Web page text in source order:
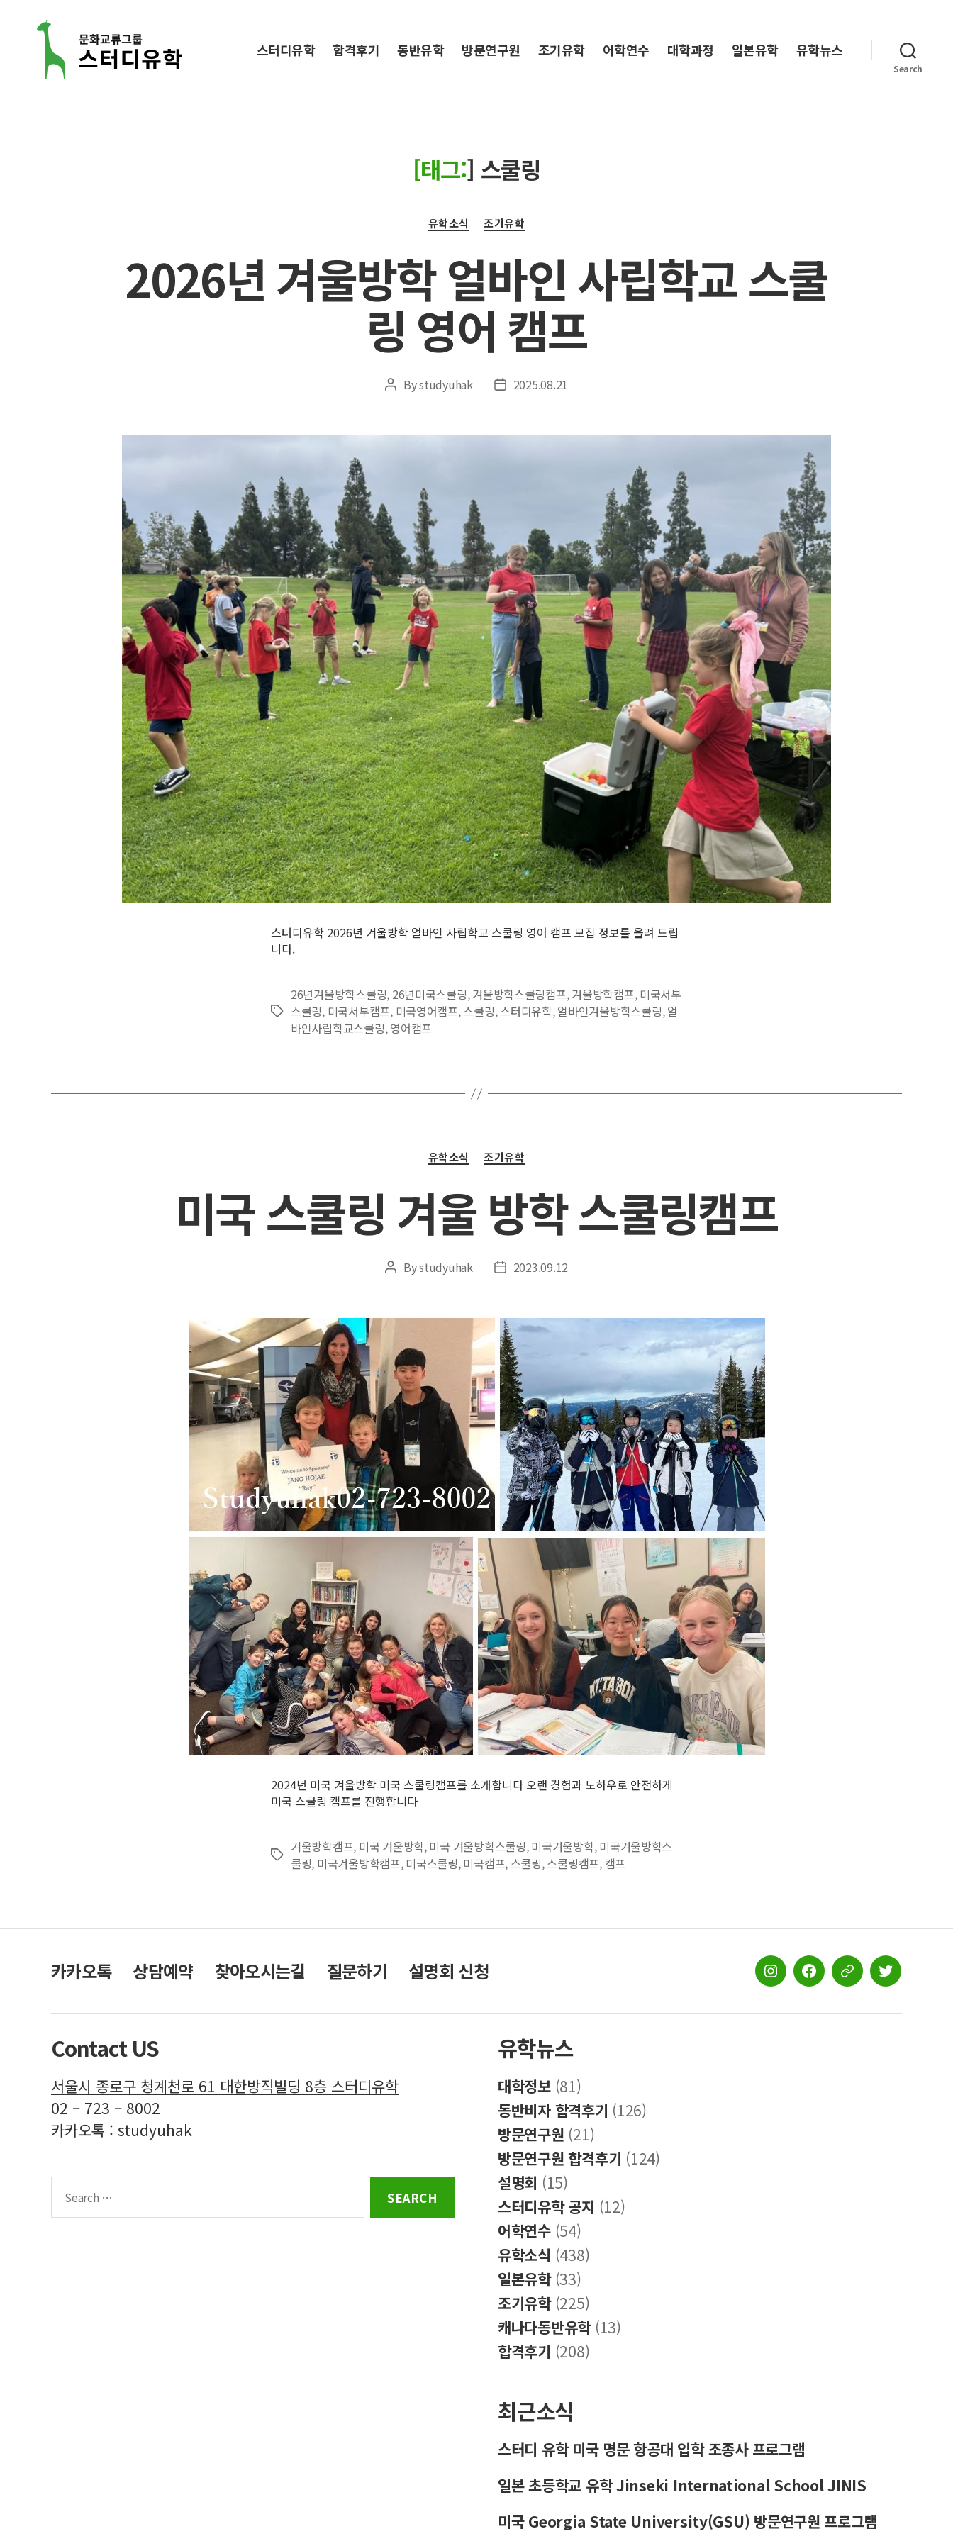
스터디유학 합격후기 동반유학 방문연구원 조기유학 어학연수 대학과정 일본유학 유학뉴스
Search
[태그:] 스쿨링
Categories
유학소식 조기유학
2026년 겨울방학 얼바인 사립학교 스쿨
링 영어 캠프
Post
Bystudyuhak
Post2025.08.21
스터디유학 2026년 겨울방학 얼바인 사립학교 스쿨링 영어 캠프 모집 정보를 올려 드립
니다.
Tags
26년겨울방학스쿨링, 26년미국스쿨링,겨울방학스쿨링캠프,겨울방학캠프, 미국서부
스쿨링, 미국서부캠프, 미국영어캠프,스쿨링,스터디유학,얼바인겨울방학스쿨링,얼
바인사립학교스쿨링,영어캠프
Categories
유학소식 조기유학
미국 스쿨링 겨울 방학 스쿨링캠프
Post
Bystudyuhak
Post2023.09.12
2024년 미국 겨울방학 미국 스쿨링캠프를 소개합니다 오랜 경험과 노하우로 안전하게
미국 스쿨링 캠프를 진행합니다
Tags
겨울방학캠프, 미국 겨울방학, 미국 겨울방학스쿨링, 미국겨울방학, 미국겨울방학스
쿨링, 미국겨울방학캠프, 미국스쿨링, 미국캠프, 스쿨링,스쿨링캠프, 캠프
카카오톡 상담예약 찾아오시는길 질문하기 설명회 신청
스
디
스
디
스
디
스
디
Contact US
서울시 종로구 청계천로 61 대한방직빌딩 8층 스터디유학
02 – 723 – 8002
카카오톡 : studyuhak
for:
유학뉴스
대학정보(81)
동반비자 합격후기 (126)
방문연구원 (21)
방문연구원 합격후기 (124)
설명회 (15)
스터디유학 공지 (12)
어학연수(54)
유학소식 (438)
일본유학(33)
조기유학(225)
캐나다동반유학(13)
합격후기 (208)
최근소식
스터디 유학 미국 명문 항공대 입학 조종사 프로그램
일본 초등학교 유학 Jinseki International School JINIS
미국 Georgia State University(GSU) 방문연구원 프로그램